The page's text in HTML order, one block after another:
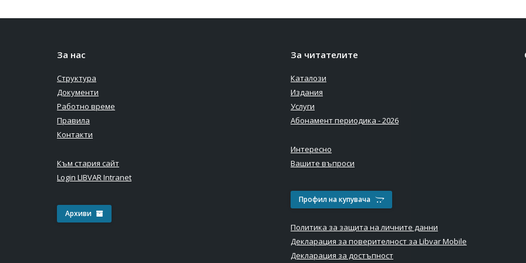
За нас
Структура
Документи
Работно време
Правила
Контакти
Към стария сайт
Login LIBVAR Intranet
Архиви
За читателите
Каталози
Издания
Услуги
Абонамент периодика - 2026
Интересно
Вашите въпроси
Профил на купувача
Политика за защита на личните данни
Декларация за поверителност за Libvar Mobile
Декларация за достъпност